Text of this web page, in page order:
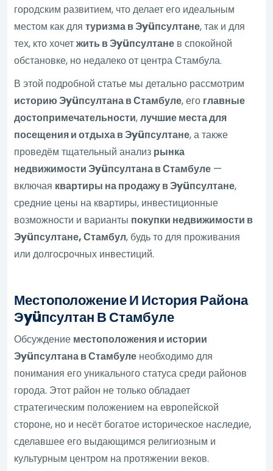
городским развитием, что делает его идеальным
местом как длятуризма в Эyüпсултане, так и для
тех, кто хочетжить в Эyüпсултане в спокойной
обстановке, но недалеко от центра Стамбула.
В этой подробной статье мы детально рассмотрим
историю Эyüпсултана в Стамбуле, его главные
достопримечательности,лучшие места для
посещения и отдыха в Эyüпсултане, а также
проведём тщательный анализ рынка
недвижимости Эyüпсултана в Стамбуле —
включая квартиры на продажу в Эyüпсултане,
средние цены на квартиры, инвестиционные
возможности и варианты покупки недвижимости в
Эyüпсултане, Стамбул, будь то для проживания
или долгосрочных инвестиций.
Местоположение И История Района
Эyüпсултан В Стамбуле
Обсуждение местоположения и истории
Эyüпсултана в Стамбуле необходимо для
понимания его уникального статуса среди районов
города. Этот район не только обладает
стратегическим положением на европейской
стороне, но и несёт богатое историческое наследие,
сделавшее его выдающимся религиозным и
культурным центром на протяжении веков.